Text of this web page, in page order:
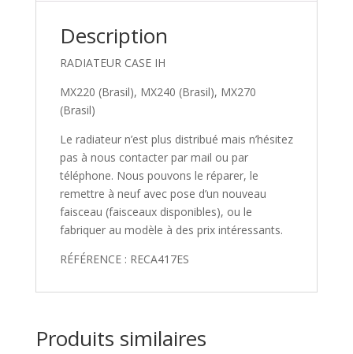
Description
RADIATEUR CASE IH
MX220 (Brasil), MX240 (Brasil), MX270
(Brasil)
Le radiateur n’est plus distribué mais n’hésitez
pas à nous contacter par mail ou par
téléphone. Nous pouvons le réparer, le
remettre à neuf avec pose d’un nouveau
faisceau (faisceaux disponibles), ou le
fabriquer au modèle à des prix intéressants.
RÉFÉRENCE : RECA417ES
Produits similaires